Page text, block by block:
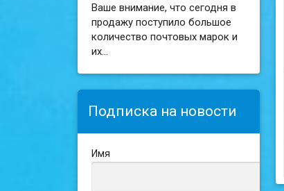
Ваше внимание, что сегодня в
продажу поступило большое
количество почтовых марок и
их...
Подписка на новости
Имя